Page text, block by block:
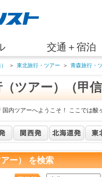
交通＋宿泊
＞ 東北旅行・ツアー ＞ 青森旅行・
ツアー）（甲信
内ツアーへようこそ！ ここでは酸
ー） を検索